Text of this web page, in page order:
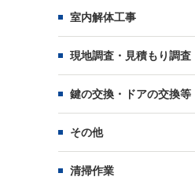
室内解体工事
現地調査・見積もり調査
鍵の交換・ドアの交換等
その他
清掃作業